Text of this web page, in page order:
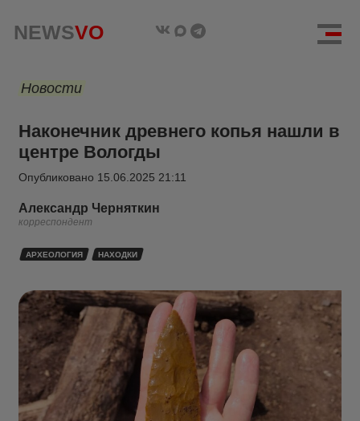
NEWSVO
Новости
Наконечник древнего копья нашли в
центре Вологды
Опубликовано 15.06.2025 21:11
Александр Черняткин
корреспондент
АРХЕОЛОГИЯ НАХОДКИ